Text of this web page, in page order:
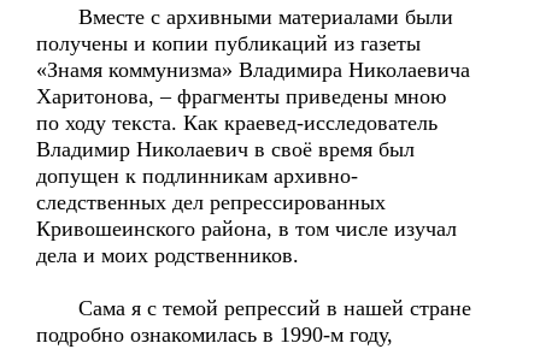
Вместе с архивными материалами были
получены и копии публикаций из газеты
«Знамя коммунизма» Владимира Николаевича
Харитонова, – фрагменты приведены мною
по ходу текста. Как краевед-исследователь
Владимир Николаевич в своё время был
допущен к подлинникам архивно-
следственных дел репрессированных
Кривошеинского района, в том числе изучал
дела и моих родственников.
Сама я с темой репрессий в нашей стране
подробно ознакомилась в 1990-м году,